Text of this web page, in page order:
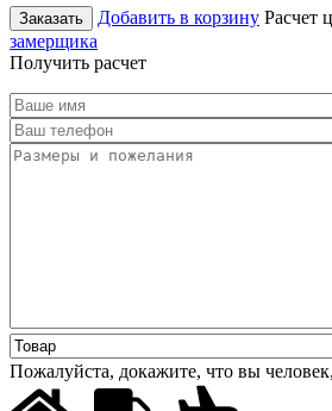
Заказать Добавить в корзину Расчет
замерщика
Получить расчет
Пожалуйста, докажите, что вы